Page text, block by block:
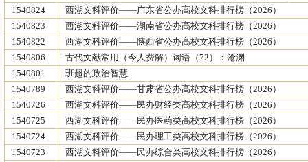
1540824
西湖文科评价——广东省公办高校文科排行榜（2026）
1540823
西湖文科评价——湖南省公办高校文科排行榜（2026）
1540822
西湖文科评价——陕西省公办高校文科排行榜（2026）
1540806
古代文献常用（今人费解）词语（72）：沧渊
1540801
班超的政治智慧
1540789
西湖文科评价——甘肃省公办高校文科排行榜（2026）
1540726
西湖文科评价——民办财经类高校文科排行榜（2026）
1540725
西湖文科评价——民办医药类高校文科排行榜（2026）
1540724
西湖文科评价——民办理工类高校文科排行榜（2026）
1540723
西湖文科评价——民办综合类高校文科排行榜（2026）